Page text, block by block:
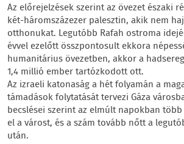
Az előrejelzések szerint az övezet északi
két-háromszázezer palesztin, akik nem
otthonukat. Legutóbb Rafah ostroma
évvel ezelőtt összpontosult ekkora
humanitárius övezetben, akkor a
1,4 millió ember tartózkodott ott.
Az izraeli katonaság a hét folyamán a
támadások folytatását tervezi Gáza
becslései szerint az elmúlt napokban
el a várost, és a szám tovább nőtt a
után.